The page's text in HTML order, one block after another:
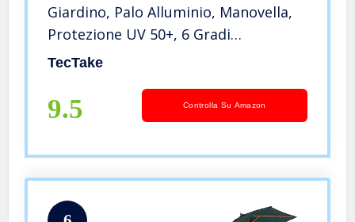
Giardino, Palo Alluminio, Manovella,
Protezione UV 50+, 6 Gradi
d’inclinazione Regolabili, Ø 300 cm –
TecTake
9.5 Controlla Su Amazon